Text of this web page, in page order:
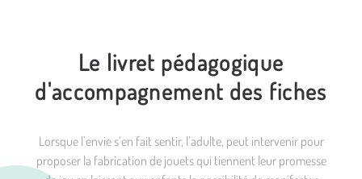
Le livret pédagogique
d'accompagnement des fiches
Lorsque l’envie s‘en fait sentir, l’adulte, peut intervenir pour
proposer la fabrication de jouets qui tiennent leur promesse